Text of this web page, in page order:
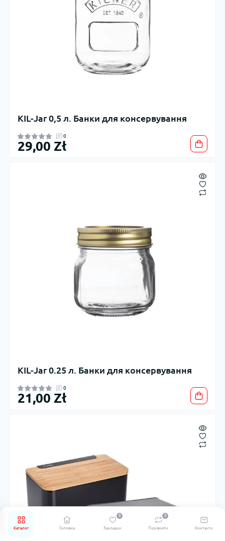
Каталог Головна Закладки
0
Порівняти
0
Контакти
KIL-Jar 0,5 л. Банки для консервування
0
29,00 Zł
KIL-Jar 0.25 л. Банки для консервування
0
21,00 Zł